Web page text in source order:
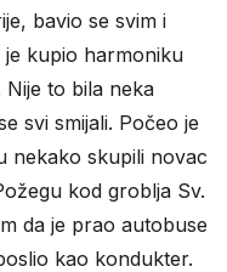
bavio se svim i
je kupio harmoniku
to bila neka
svi smijali. Počeo je
nekako skupili novac
kod groblja Sv.
da je prao autobuse
kao kondukter.